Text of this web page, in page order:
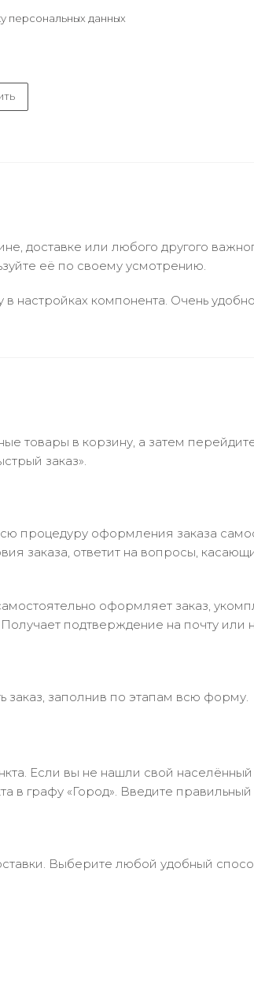
персональных данных
доставке или любого другого
её по своему усмотрению.
настройках компонента. Очень
товары в корзину, а затем
заказ».
процедуру оформления заказа
заказа, ответит на вопросы,
оформляет заказ,
подтверждение на почту или
заполнив по этапам всю форму.
Если вы не нашли свой
в графу «Город». Введите правильный
Выберите любой удобный